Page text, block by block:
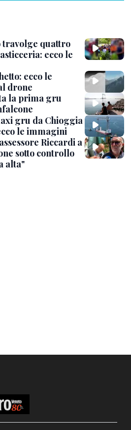
quattro
ecco le
ecco le
drone
la prima gru
gru da Chioggia
le immagini
Riccardi a
sotto controllo
alta"